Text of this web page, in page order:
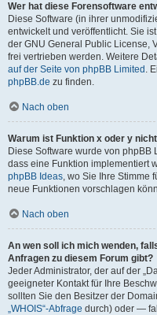
Wer hat diese Forensoftware
Diese Software (in ihrer
entwickelt und veröffentlicht. Sie
der GNU General Public License,
frei vertrieben werden. Weitere
auf der Seite von phpBB Limited .
phpBB.de zu finden.
Nach oben
Warum ist Funktion x oder y
Diese Software wurde von
dass eine Funktion implementiert
phpBB Ideas, wo Sie Ihre Stimme
neue Funktionen vorschlagen
Nach oben
An wen soll ich mich wenden,
Anfragen zu diesem Forum gibt?
Jeder Administrator, der auf der
geeigneter Kontakt für Ihre
sollten Sie den Besitzer der
„WHOIS“-Abfrage durch) oder —